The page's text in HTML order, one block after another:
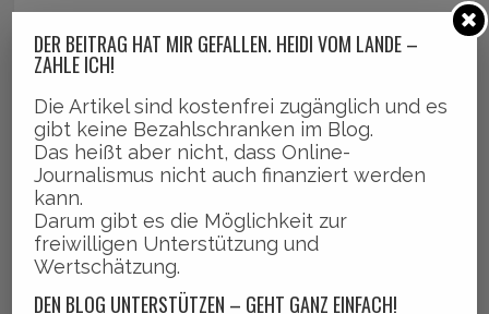
DER BEITRAG HAT MIR GEFALLEN. HEIDI VOM LANDE –
ZAHLE ICH!
Die Artikel sind kostenfrei zugänglich und es
gibt keine Bezahlschranken im Blog.
Das heißt aber nicht, dass Online-
Journalismus nicht auch finanziert werden
kann.
Darum gibt es die Möglichkeit zur
freiwilligen Unterstützung und
Wertschätzung.
DEN BLOG UNTERSTÜTZEN – GEHT GANZ EINFACH!